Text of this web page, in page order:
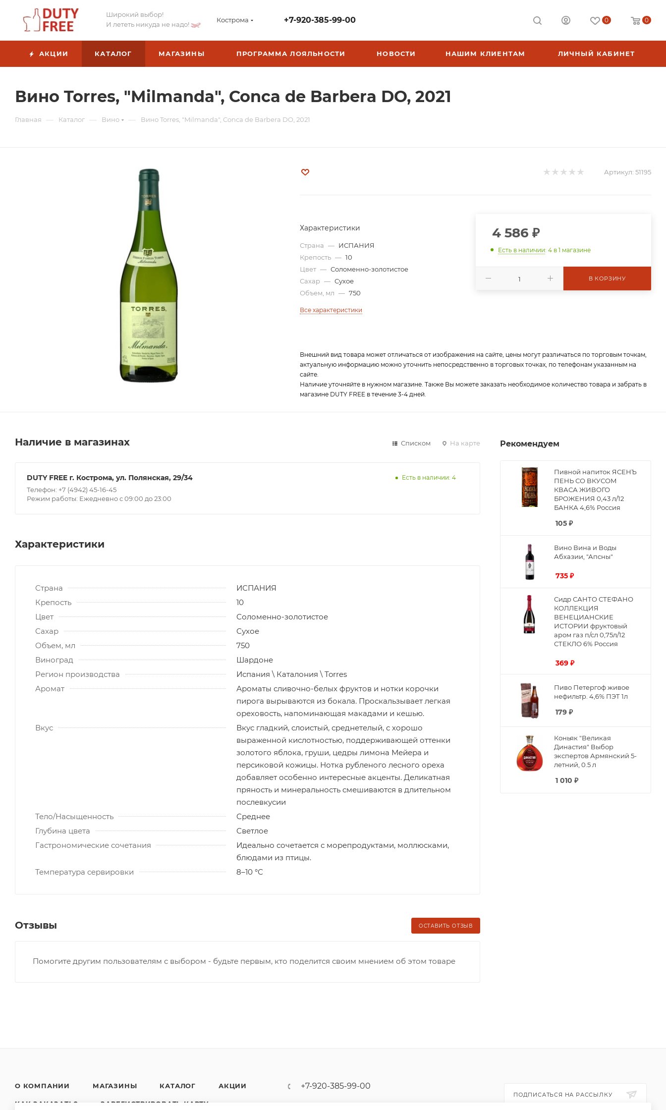
Широкий выбор!
И лететь никуда не надо!
Кострома +7-920-385-99-00 0 0
АКЦИИ КАТАЛОГ МАГАЗИНЫ ПРОГРАММА ЛОЯЛЬНОСТИ НОВОСТИ НАШИМ КЛИЕНТАМ ЛИЧНЫЙ КАБИНЕТ
Вино Torres, "Milmanda", Conca de Barbera DO, 2021
Главная — Каталог — Вино — Вино Torres, "Milmanda", Conca de Barbera DO, 2021
Артикул: 51195
Характеристики
Страна — ИСПАНИЯ
Крепость — 10
Цвет — Соломенно-золотистое
Сахар — Сухое
Объем, мл — 750
Все характеристики
4 586 ₽
Есть в наличии: 4 в 1 магазине
В КОРЗИНУ
Внешний вид товара может отличаться от изображения на сайте, цены могут различаться по торговым точкам,
актуальную информацию можно уточнить непосредственно в торговых точках, по телефонам указанным на
сайте.
Наличие уточняйте в нужном магазине. Также Вы можете заказать необходимое количество товара и забрать в
магазине DUTY FREE в течение 3-4 дней.
Наличие в магазинах Списком На карте
DUTY FREE г. Кострома, ул. Полянская, 29/34
Телефон: +7 (4942) 45-16-45
Режим работы: Ежедневно с 09:00 до 23:00
Есть в наличии: 4
Характеристики
Страна
ИСПАНИЯ
Крепость
10
Цвет
Соломенно-золотистое
Сахар
Сухое
Объем, мл
750
Виноград
Шардоне
Регион производства
Испания \ Каталония \ Torres
Аромат
Ароматы сливочно-белых фруктов и нотки корочки
пирога вырываются из бокала. Проскальзывает легкая
ореховость, напоминающая макадами и кешью.
Вкус
Вкус гладкий, слоистый, среднетелый, с хорошо
выраженной кислотностью, поддерживающей оттенки
золотого яблока, груши, цедры лимона Мейера и
персиковой кожицы. Нотка рубленого лесного ореха
добавляет особенно интересные акценты. Деликатная
пряность и минеральность смешиваются в длительном
послевкусии
Тело/Насыщенность
Среднее
Глубина цвета
Светлое
Гастрономические сочетания
Идеально сочетается с морепродуктами, моллюсками,
блюдами из птицы.
Температура сервировки
8–10 °С
Отзывы ОСТАВИТЬ ОТЗЫВ
Помогите другим пользователям с выбором - будьте первым, кто поделится своим мнением об этом товаре
Рекомендуем
Пивной напиток ЯСЕНЪ
ПЕНЬ СО ВКУСОМ
КВАСА ЖИВОГО
БРОЖЕНИЯ 0,43 л/12
БАНКА 4,6% Россия
105 ₽
Вино Вина и Воды
Абхазии, "Апсны"
735 ₽
Сидр САНТО СТЕФАНО
КОЛЛЕКЦИЯ
ВЕНЕЦИАНСКИЕ
ИСТОРИИ фруктовый
аром газ п/сл 0,75л/12
СТЕКЛО 6% Россия
369 ₽
Пиво Петергоф живое
нефильтр. 4,6% ПЭТ 1л
179 ₽
Коньяк "Великая
Династия" Выбор
экспертов Армянский 5-
летний, 0.5 л
1 010 ₽
О КОМПАНИИ МАГАЗИНЫ КАТАЛОГ АКЦИИ
КАК ЗАКАЗАТЬ? ЗАРЕГИСТРИРОВАТЬ КАРТУ
+7-920-385-99-00
ПОДПИСАТЬСЯ НА РАССЫЛКУ